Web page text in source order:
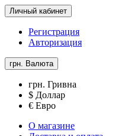
Личный кабинет
Регистрация
Авторизация
грн. Валюта
грн. Гривна
$ Доллар
€ Евро
О магазине